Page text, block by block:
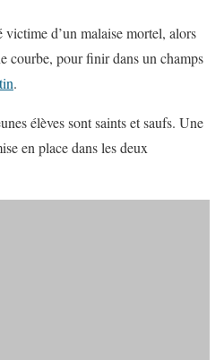
d’un malaise mortel, alors
courbe, pour finir dans un champs
.
élèves sont saints et saufs. Une
en place dans les deux